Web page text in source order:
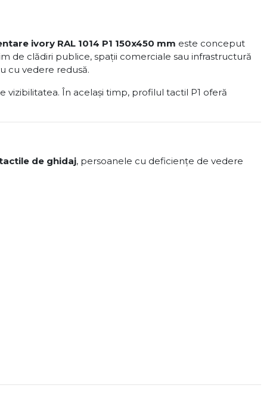
ivory RAL 1014 P1 150x450 mm este conceput
de clădiri publice, spații comerciale sau infrastructură
cu vedere redusă.
În același timp, profilul tactil P1 oferă
de ghidaj, persoanele cu deficiențe de vedere